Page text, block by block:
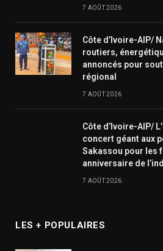
7 AOÛT 2026
Côte d’Ivoire-AIP/
routiers,
annoncés pour
régional
7 AOÛT 2026
Côte d’Ivoire-AIP/
concert géant aux
Sakassou pour les
anniversaire de
7 AOÛT 2026
LES + POPULAIRES